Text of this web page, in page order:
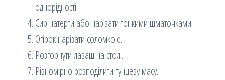
однорідності.
Сир натерти або нарізати тонкими шматочками.
Огірок нарізати соломкою.
Розгорнути лаваш на столі.
Рівномірно розподілити тунцеву масу.